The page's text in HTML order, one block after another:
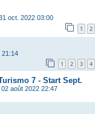
oct. 2022 03:00
1 2
21:14
1 2 3 4
7 - Start Sept.
02 août 2022 22:47